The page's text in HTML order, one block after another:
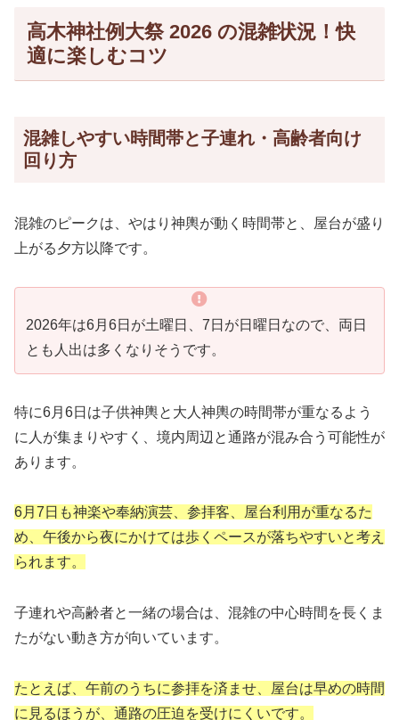
高木神社例大祭 2026 の混雑状況！快
適に楽しむコツ
混雑しやすい時間帯と子連れ・高齢者向け
回り方
混雑のピークは、やはり神輿が動く時間帯と、屋台が盛り
上がる夕方以降です。
2026年は6月6日が土曜日、7日が日曜日なので、両日
とも人出は多くなりそうです。
特に6月6日は子供神輿と大人神輿の時間帯が重なるよう
に人が集まりやすく、境内周辺と通路が混み合う可能性が
あります。
6月7日も神楽や奉納演芸、参拝客、屋台利用が重なるた
め、午後から夜にかけては歩くペースが落ちやすいと考え
られます。
子連れや高齢者と一緒の場合は、混雑の中心時間を長くま
たがない動き方が向いています。
たとえば、午前のうちに参拝を済ませ、屋台は早めの時間
に見るほうが、通路の圧迫を受けにくいです。